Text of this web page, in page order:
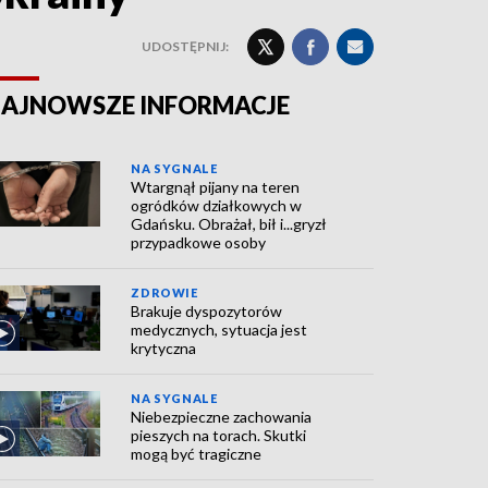
UDOSTĘPNIJ:
INFORMACJE
NA SYGNALE
Wtargnął pijany na teren
ogródków działkowych w
Gdańsku. Obrażał, bił i...gryzł
przypadkowe osoby
ZDROWIE
Brakuje dyspozytorów
medycznych, sytuacja jest
krytyczna
NA SYGNALE
Niebezpieczne zachowania
pieszych na torach. Skutki
mogą być tragiczne